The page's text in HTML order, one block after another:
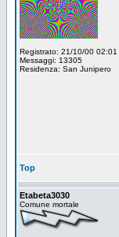
Registrato: 21/10/00 02:01
Messaggi: 13305
Residenza: San Junipero
Top
Etabeta3030
Comune mortale